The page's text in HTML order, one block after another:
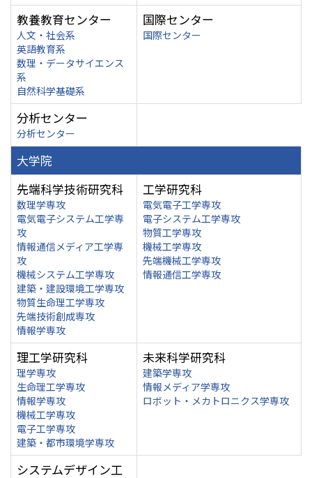
教養教育センター
人文・社会系
英語教育系
数理・データサイエンス
系
自然科学基礎系
国際センター
国際センター
分析センター
分析センター
大学院
先端科学技術研究科
数理学専攻
電気電子システム工学専
攻
情報通信メディア工学専
攻
機械システム工学専攻
建築・建設環境工学専攻
物質生命理工学専攻
先端技術創成専攻
情報学専攻
工学研究科
電気電子工学専攻
電子システム工学専攻
物質工学専攻
機械工学専攻
先端機械工学専攻
情報通信工学専攻
理工学研究科
理学専攻
生命理工学専攻
情報学専攻
機械工学専攻
電子工学専攻
建築・都市環境学専攻
未来科学研究科
建築学専攻
情報メディア学専攻
ロボット・メカトロニクス学専攻
システムデザイン工